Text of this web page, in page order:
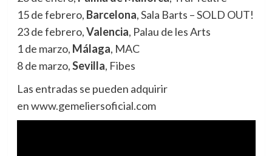
15 de febrero, Barcelona, Sala Barts – SOLD OUT!
23 de febrero,Valencia, Palau de les Arts
1 de marzo, Málaga, MAC
8 de marzo,Sevilla, Fibes
Las entradas se pueden adquirir
en www.gemeliersoficial.com